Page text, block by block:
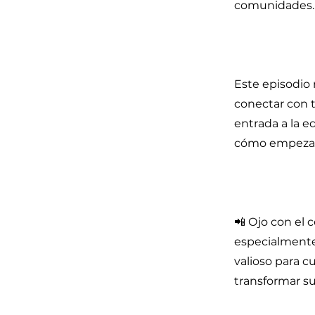
comunidades.
Este episodio
conectar con
entrada a la
cómo
📲 Ojo con el
valioso para
transformar